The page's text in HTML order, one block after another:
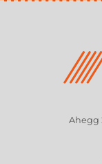
Ahegg